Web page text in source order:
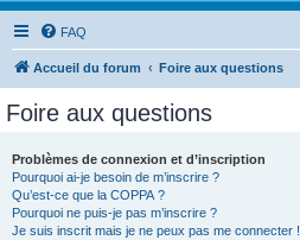
FAQ
Accueil du forum Foire aux questions
Foire aux questions
Problèmes de connexion et d’inscription
Pourquoi ai-je besoin de m’inscrire ?
Qu’est-ce que la COPPA ?
Pourquoi ne puis-je pas m’inscrire ?
Je suis inscrit mais je ne peux pas me connecter !